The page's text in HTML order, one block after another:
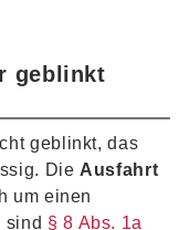
geblinkt
geblinkt, das
Die Ausfahrt
um einen
sind § 8 Abs. 1a